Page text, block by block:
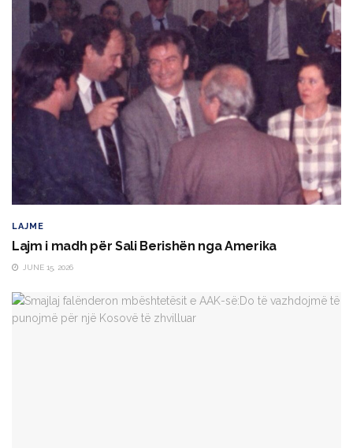
LAJME
Lajm i madh për Sali Berishën nga Amerika
JUNE 15, 2026